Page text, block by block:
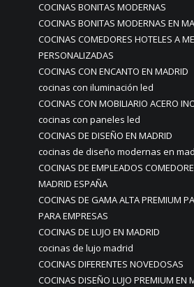
COCINAS BONITAS MODERNAS
COCINAS BONITAS MODERNAS EN
COCINAS COMEDORES HOTELES A
PERSONALIZADAS
COCINAS CON ENCANTO EN MADRID
cocinas con iluminación led
COCINAS CON MOBILIARIO ACERO
cocinas con paneles led
COCINAS DE DISEÑO EN MADRID
cocinas de diseño modernas en
COCINAS DE EMPLEADOS
MADRID ESPAÑA
COCINAS DE GAMA ALTA PREMIUM
PARA EMPRESAS
COCINAS DE LUJO EN MADRID
cocinas de lujo madrid
COCINAS DIFERENTES NOVEDOSAS
COCINAS DISEÑO LUJO PREMIUM EN